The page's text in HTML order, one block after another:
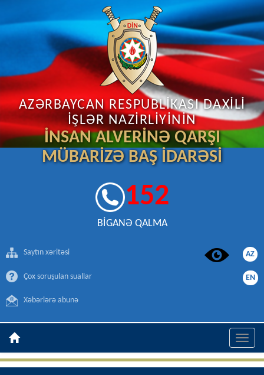
AZƏRBAYCAN RESPUBLİKASI DAXİLİ
İŞLƏR NAZİRLİYİNİN
İNSAN ALVERİNƏ QARŞI
MÜBARİZƏ BAŞ İDARƏSİ
152
BİGANƏ QALMA
Saytın xəritəsi
Çox soruşulan suallar
Xəbərlərə abunə
AZ
EN
Toggle